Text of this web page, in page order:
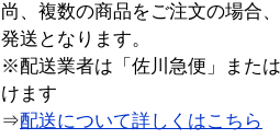
尚、複数の商品をご注文の場合
発送となります。
※配送業者は「佐川急便」また
けます
⇒配送について詳しくはこちら